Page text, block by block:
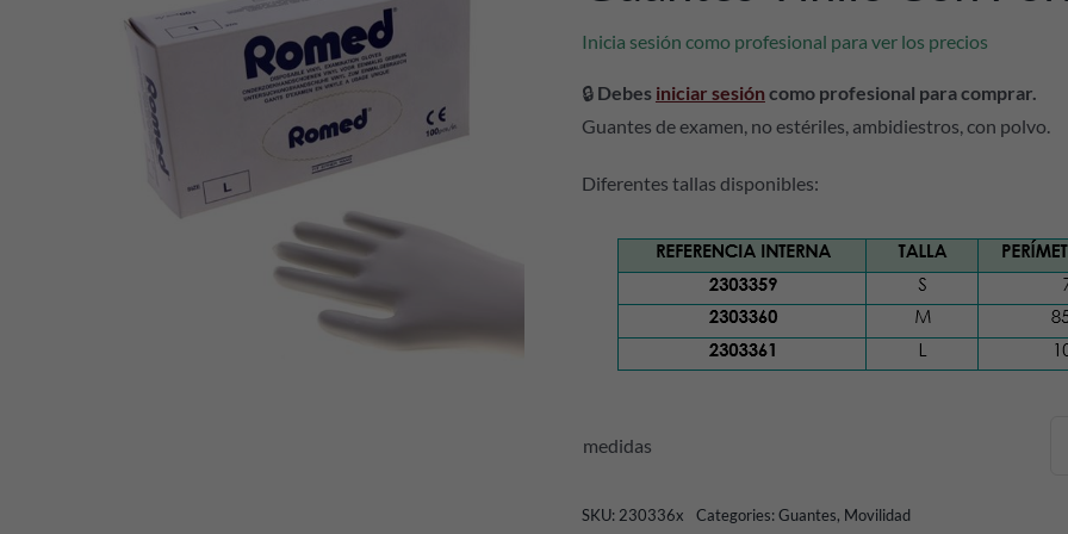
Inicia sesión como profesional para ver los precios
🔒 Debes iniciar sesión como profesional para comprar.
Guantes de examen, no estériles, ambidiestros, con polvo.
Diferentes tallas disponibles:
medidas
SKU: 230336x Categories:Guantes, Movilidad